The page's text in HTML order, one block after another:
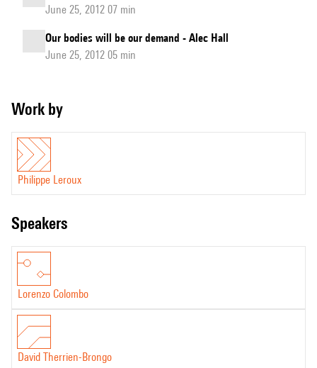
June 25, 2012 07 min
Our bodies will be our demand - Alec Hall
June 25, 2012 05 min
Work by
Philippe Leroux
speakers
Lorenzo Colombo
David Therrien-Brongo